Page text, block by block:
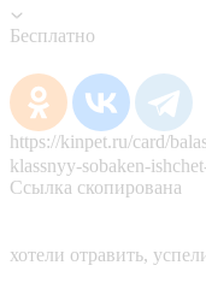
Бесплатно
https://kinpet.ru/card/
klassnyy-sobaken-
Ссылка скопирована
хотели отравить,